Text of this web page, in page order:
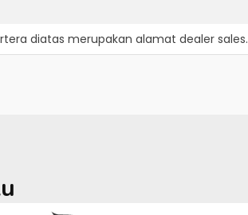
diatas merupakan alamat dealer sales.